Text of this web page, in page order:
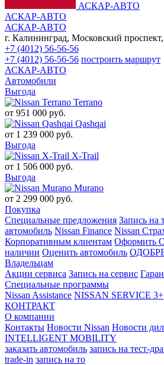
АСКАР-АВТО
АСКАР-АВТО
АСКАР-АВТО
г. Калининград, Московский
+7 (4012) 56-56-56
+7 (4012) 56-56-56 построить маршрут
АСКАР-АВТО
Автомобили
Выгода
Terrano
от 951 000 руб.
Qashqai
от 1 239 000 руб.
Выгода
X-Trail
от 1 506 000 руб.
Выгода
Murano
от 2 299 000 руб.
Покупка
Специальные предложения Запись на
автомобиль Nissan Finance Nissan
Корпоративным клиентам Оформить
наличии Оценить автомобиль
Владельцам
Акции сервиса Запись на сервис
Специальные программы
Nissan Assistance NISSAN SERVICE 3+
КОНТРАКТ
О компании
Контакты Новости Nissan Новости
INTELLIGENT MOBILITY
заказать автомобиль запись на тест-
trade-in запись на то